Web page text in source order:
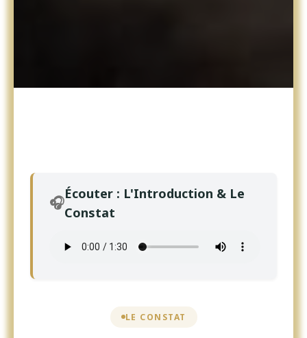
🎧Écouter : L'Introduction & Le
Constat
LE CONSTAT